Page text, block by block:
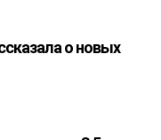
о новых